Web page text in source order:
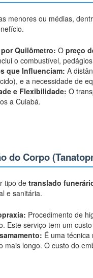
menores ou médias,
Quilômetro: Opreço
o combustível,
que Influenciam: A
e a necessidade de
e Flexibilidade: O
a Cuiabá.
do Corpo
tipo detranslado
e sanitária.
Procedimento de
Este serviço tem um
É uma
mais longo. O custo do